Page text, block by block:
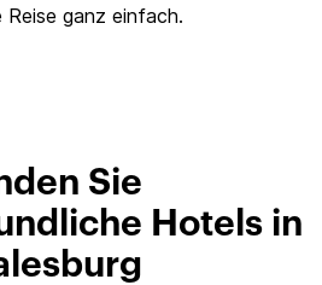
ganz einfach.
Sie
Hotels in